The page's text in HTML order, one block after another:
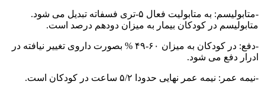
-متابولیسم: به متابولیت فعال ۵-تری فسفاته تبدیل می شود.
متابولیسم در کودکان بیمار به میزان دودهم درصد است.
-دفع: در کودکان به میزان ۶۰-۴۹ % بصورت داروی تغییر نیافته در
ادرار دفع می شود.
-نیمه عمر: نیمه عمر نهایی حدودا ۵/۲ ساعت در کودکان است.